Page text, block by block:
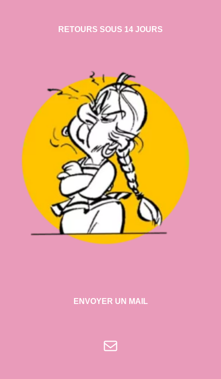
RETOURS SOUS 14 JOURS
ENVOYER UN MAIL
E-mail